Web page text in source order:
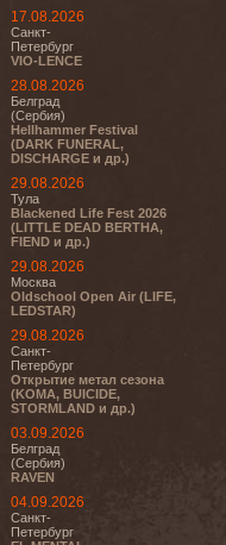
17.08.2026
Санкт-
Петербург
VIO-LENCE
28.08.2026
Белград
(Сербия)
Hellhammer Festival
(DARK FUNERAL,
DISCHARGE и др.)
29.08.2026
Тула
Blackened Life Fest 2026
(LITTLE DEAD BERTHA,
FIEND и др.)
29.08.2026
Москва
Oldschool Open Air (LIFE,
LEDSTAR)
29.08.2026
Санкт-
Петербург
Открытие метал сезона
(KOMA, BUICIDE,
STORMLAND и др.)
03.09.2026
Белград
(Сербия)
RAVEN
04.09.2026
Санкт-
Петербург